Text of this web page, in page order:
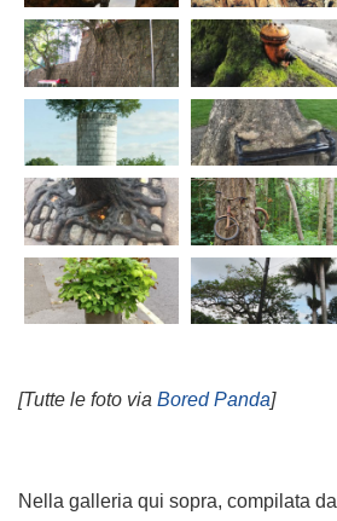
[Tutte le foto via Bored Panda]
Nella galleria qui sopra, compilata da